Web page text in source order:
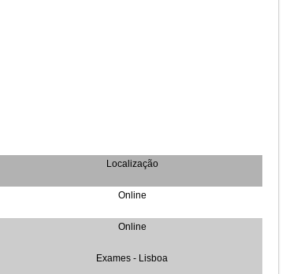
Localização
Online
Online
Exames - Lisboa